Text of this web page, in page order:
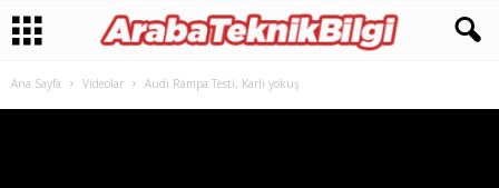
Ana Sayfa Videolar Audi Rampa Testi, Karlı yokuş